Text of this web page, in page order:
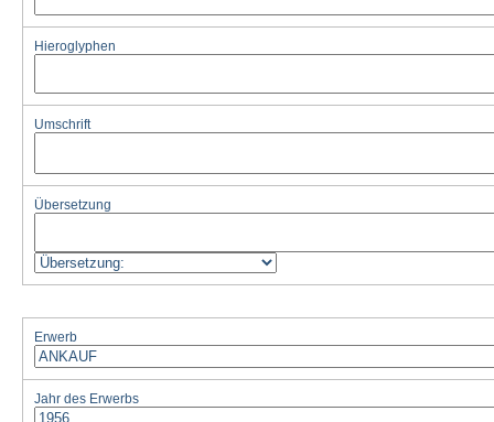
Hieroglyphen
Umschrift
Übersetzung
Erwerb
Jahr des Erwerbs